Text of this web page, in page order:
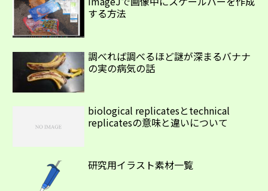
する方法
調べれば調べるほど謎が深まるバナナ
の実の病気の話
biological replicatesとtechnical
replicatesの意味と違いについて
研究用イラスト素材一覧